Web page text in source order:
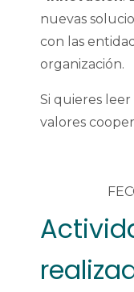
nuevas
con las
organización.
Si quieres
valores